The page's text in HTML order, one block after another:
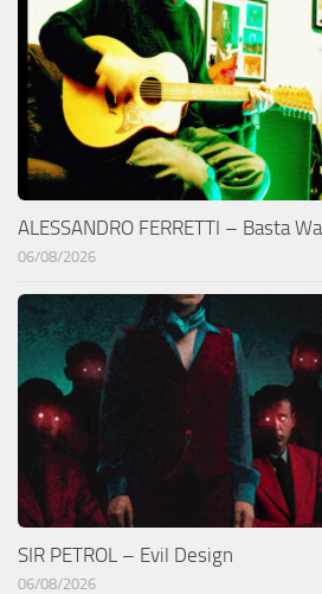
ALESSANDRO FERRETTI – Basta
06/08/2026
SIR PETROL – Evil Design
06/08/2026